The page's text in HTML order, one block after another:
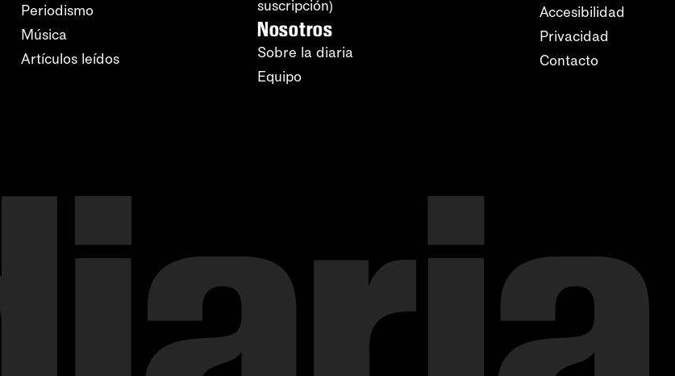
Periodismo
Música
Artículos leídos
suscripción)
Nosotros
Sobre la diaria
Equipo
Accesibilidad
Privacidad
Contacto